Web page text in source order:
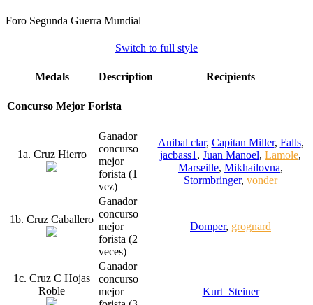
Foro Segunda Guerra Mundial
Switch to full style
Medals Description Recipients
Concurso Mejor Forista
1a. Cruz Hierro
Ganador
concurso
mejor
forista (1
vez)
Anibal clar, Capitan Miller, Falls,
jacbass1 , Juan Manoel, Lamole,
Marseille, Mikhailovna,
Stormbringer, vonder
1b. Cruz Caballero
Ganador
concurso
mejor
forista (2
veces)
Domper, grognard
1c. Cruz C Hojas
Roble
Ganador
concurso
mejor
Kurt_Steiner